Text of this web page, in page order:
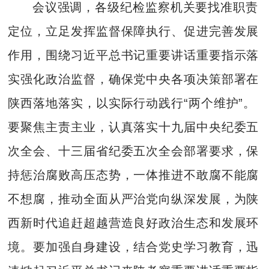
会议强调，各级纪检监察机关要找准职责
定位，立足发挥监督保障执行、促进完善发展
作用，围绕习近平总书记重要讲话重要指示落
实强化政治监督，确保党中央各项决策部署在
陕西落地落实，以实际行动践行“两个维护”。
要聚焦主责主业，认真落实十九届中央纪委五
次全会、十三届省纪委五次全会部署要求，保
持惩治腐败高压态势，一体推进不敢腐不能腐
不想腐，推动全面从严治党向纵深发展，为陕
西新时代追赶超越营造良好政治生态和发展环
境。要加强自身建设，结合党史学习教育，迅